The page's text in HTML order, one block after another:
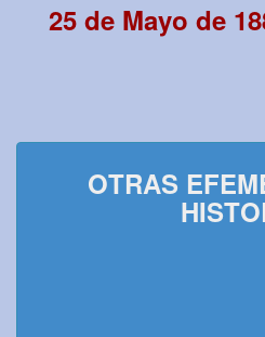
25 de Mayo de
OTRAS